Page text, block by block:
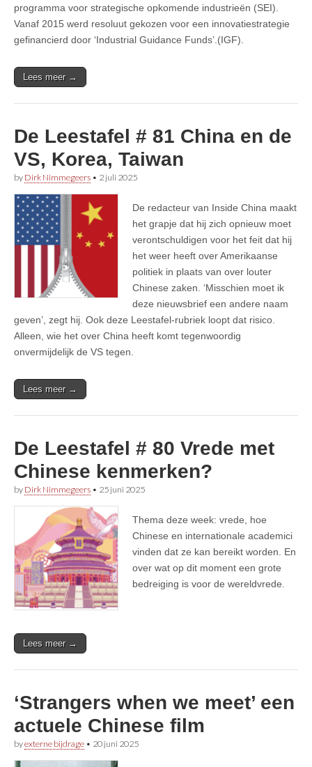
programma voor strategische opkomende industrieën (SEI).
Vanaf 2015 werd resoluut gekozen voor een innovatiestrategie
gefinancierd door ‘Industrial Guidance Funds’.(IGF).
Lees meer →
De Leestafel # 81 China en de
VS, Korea, Taiwan
by Dirk Nimmegeers • 2 juli 2025
De redacteur van Inside China maakt
het grapje dat hij zich opnieuw moet
verontschuldigen voor het feit dat hij
het weer heeft over Amerikaanse
politiek in plaats van over louter
Chinese zaken. ‘Misschien moet ik
deze nieuwsbrief een andere naam
geven’, zegt hij. Ook deze Leestafel-rubriek loopt dat risico.
Alleen, wie het over China heeft komt tegenwoordig
onvermijdelijk de VS tegen.
Lees meer →
De Leestafel # 80 Vrede met
Chinese kenmerken?
by Dirk Nimmegeers • 25 juni 2025
Thema deze week: vrede, hoe
Chinese en internationale academici
vinden dat ze kan bereikt worden. En
over wat op dit moment een grote
bedreiging is voor de wereldvrede.
Lees meer →
‘Strangers when we meet’ een
actuele Chinese film
byexterne bijdrage • 20 juni 2025